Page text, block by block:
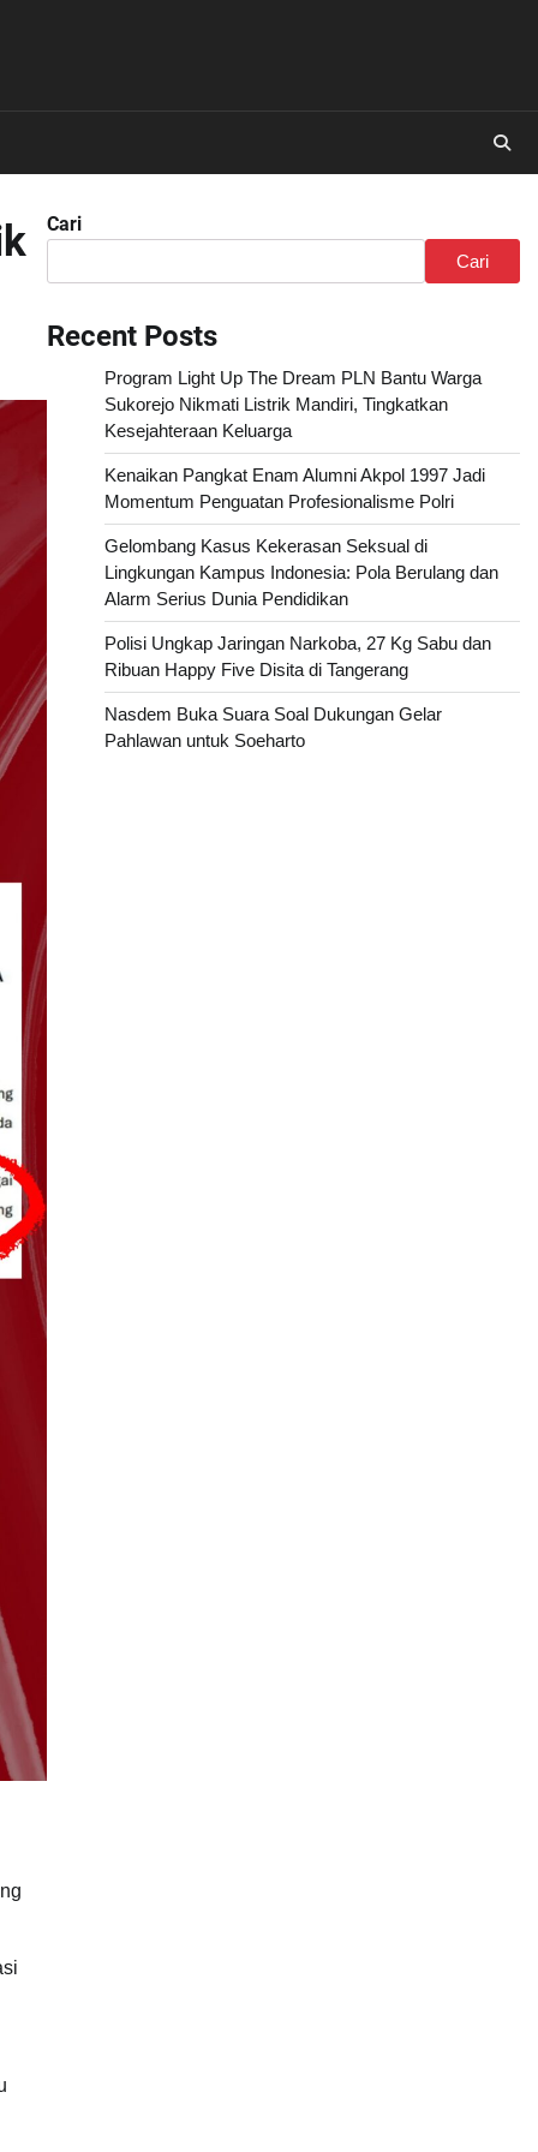
Cari
Cari
Recent Posts
Program Light Up The Dream PLN Bantu Warga
Sukorejo Nikmati Listrik Mandiri, Tingkatkan
Kesejahteraan Keluarga
Kenaikan Pangkat Enam Alumni Akpol 1997 Jadi
Momentum Penguatan Profesionalisme Polri
Gelombang Kasus Kekerasan Seksual di
Lingkungan Kampus Indonesia: Pola Berulang dan
Alarm Serius Dunia Pendidikan
Polisi Ungkap Jaringan Narkoba, 27 Kg Sabu dan
Ribuan Happy Five Disita di Tangerang
Nasdem Buka Suara Soal Dukungan Gelar
Pahlawan untuk Soeharto